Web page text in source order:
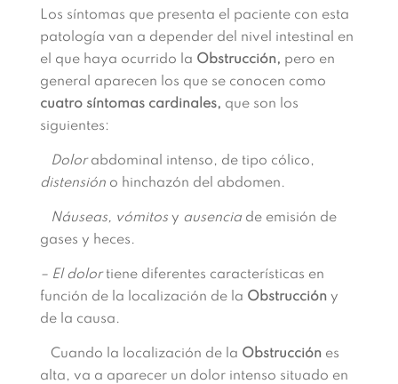
Los síntomas que presenta el paciente con esta
patología van a depender del nivel intestinal en
el que haya ocurrido la Obstrucción, pero en
general aparecen los que se conocen como
cuatro síntomas cardinales, que son los
siguientes:
Dolorabdominal intenso, de tipo cólico,
distensióno hinchazón del abdomen.
Náuseas, vómitosy ausenciade emisión de
gases y heces.
– El dolortiene diferentes características en
función de la localización de la Obstruccióny
de la causa.
Cuando la localización de la Obstrucciónes
alta, va a aparecer un dolor intenso situado en